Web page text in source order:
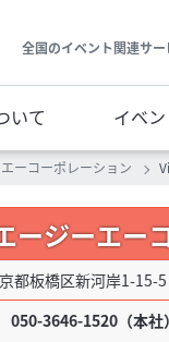
全国のイベント関連サ
いて イベ
ーコーポレーション
ージーエー
都板橋区新河岸1-15-5
050-3646-1520 （本社）